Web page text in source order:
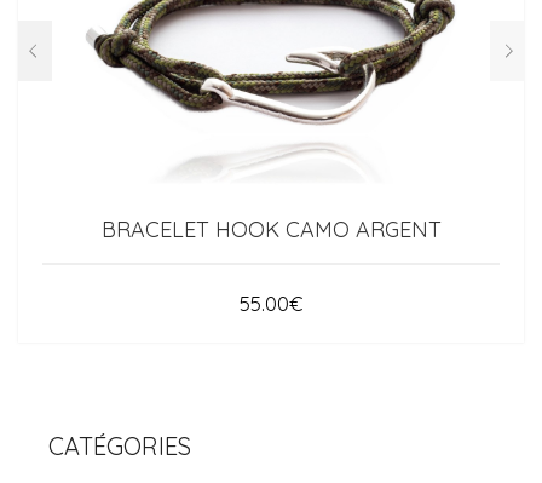
BRACELET HOOK CAMO ARGENT
55.00€
CATÉGORIES